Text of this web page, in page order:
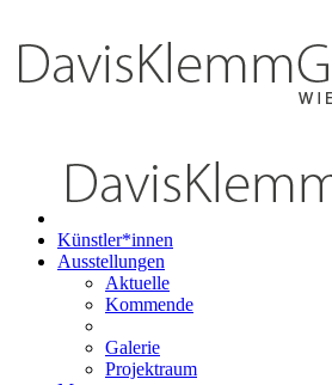
Künstler*innen
Ausstellungen
Aktuelle
Kommende
Galerie
Projektraum